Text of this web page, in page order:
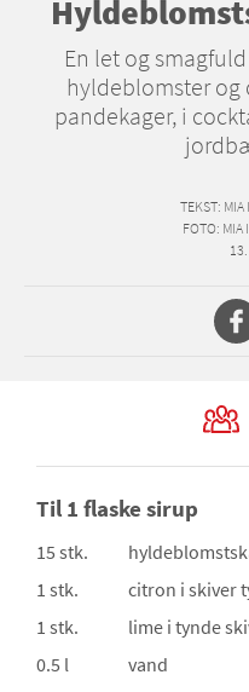
En let og
hyldeblomster og
pandekager, i
TEKST: MIA
FOTO: MIA
Til 1 flaske sirup
15 stk.
1 stk.
citron i skiver
1 stk.
lime i tynde
0.5 l
vand